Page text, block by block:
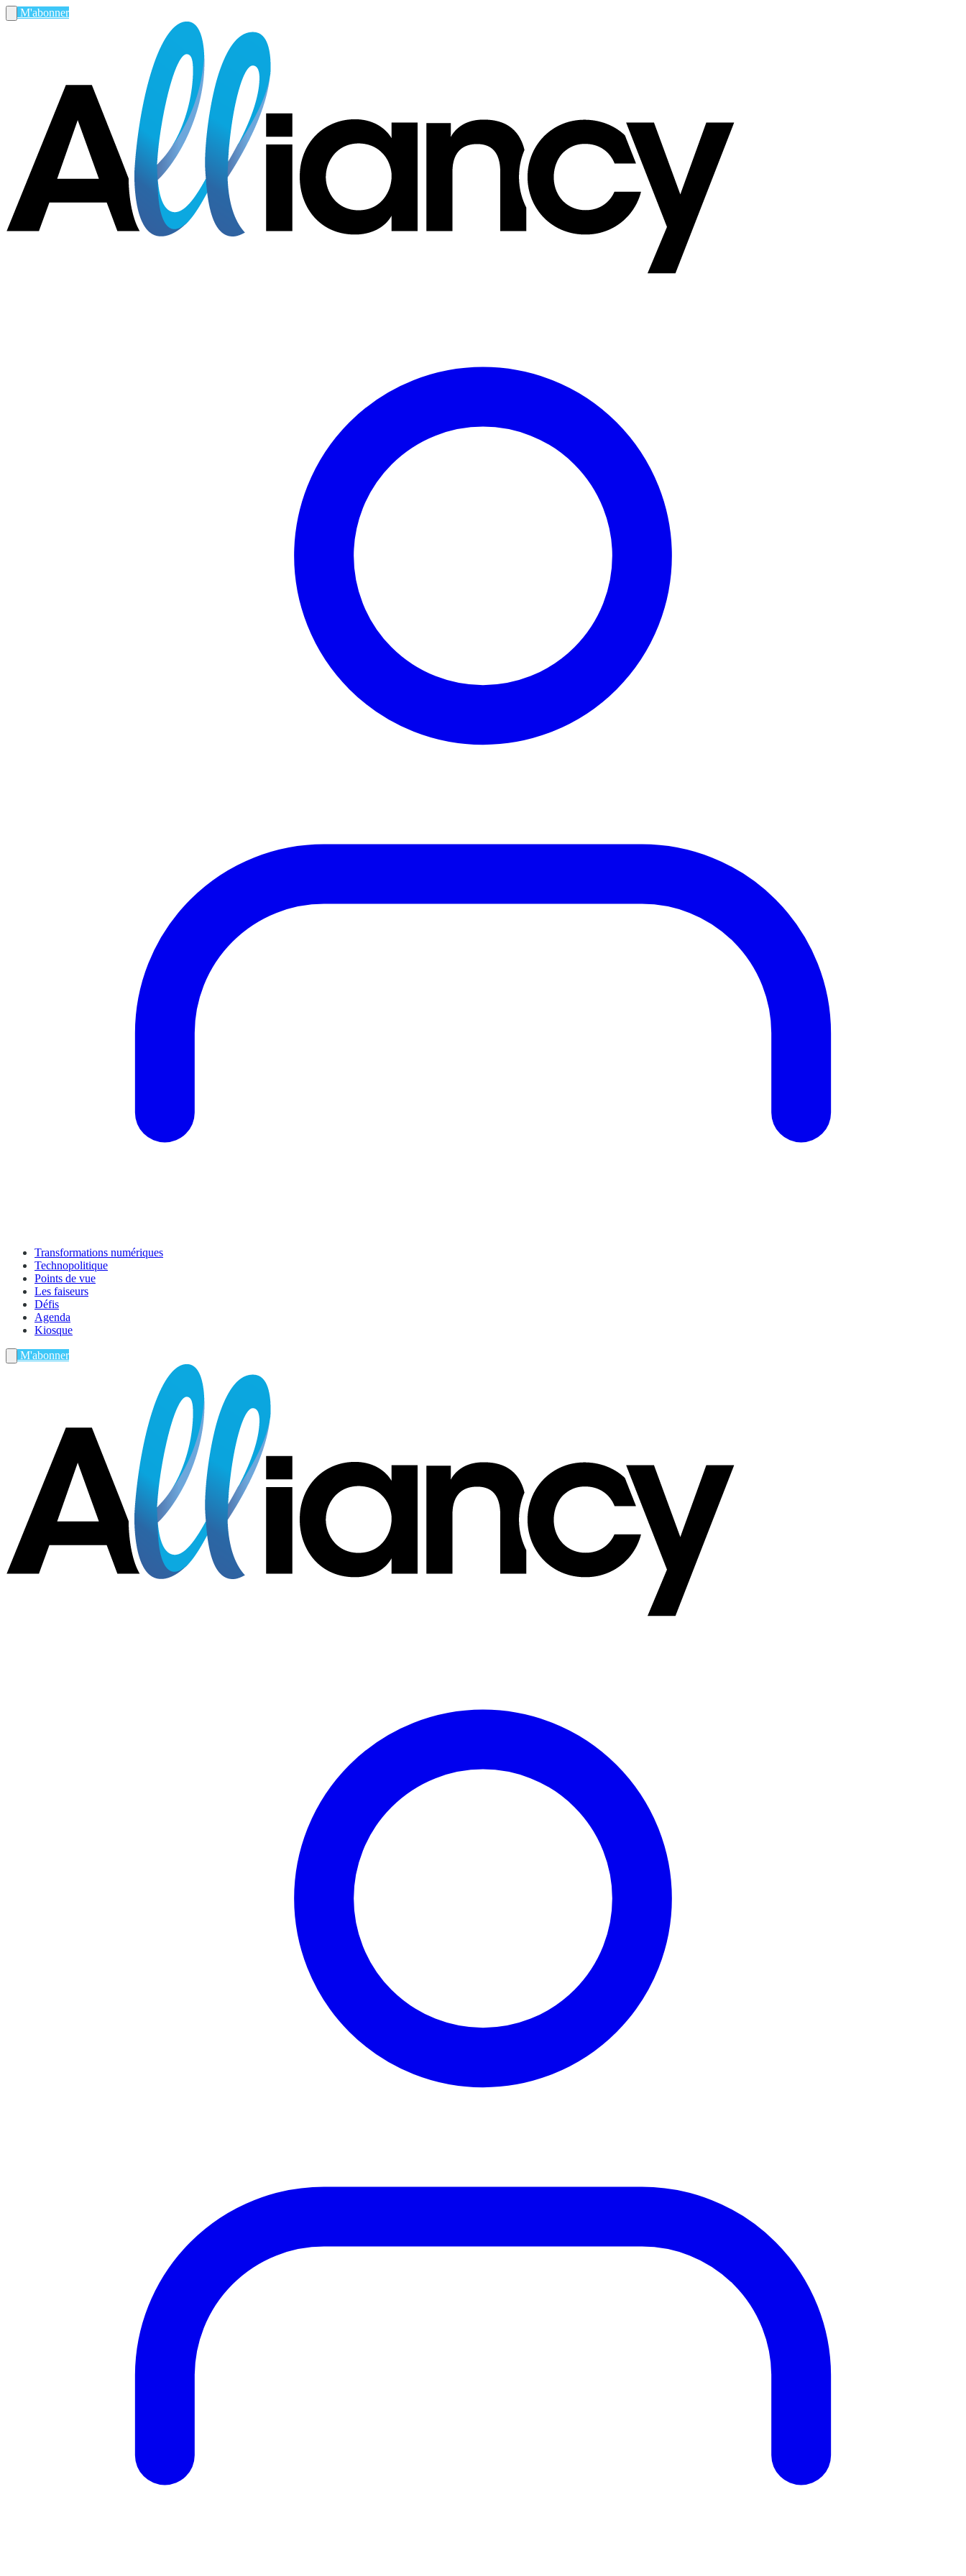
M'abonner
Transformations numériques
Technopolitique
Points de vue
Les faiseurs
Défis
Agenda
Kiosque
M'abonner